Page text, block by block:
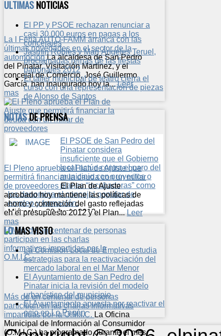
La I Feria AUTO-FAMM arranca con las
últimas novedades en el sector de la
automociónLa alcaldesa de San Pedro
del Pinatar, Visitación Martínez, y el
concejal de Comercio, José Guillermo
García, han inaugurado hoy la...Leer
mas
El Pleno aprueba el Plan de Ajuste que
permitirá financiar la deuda con un millar
de proveedores El Plan de Ajuste
aprobado hoy mantiene las políticas de
ahorro y contención del gasto reflejadas
en el presupuesto 2012 y el Plan...Leer
mas
Más de un centenar de personas
participan en las charlas informativas
impartidas por la O.M.I.C. La Oficina
Municipal de Información al Consumidor
(O.M.I.C.) ha programado durante el mes
ULTIMASNOTICIAS
El PP y PSOE rechazan renunciar a
casi 30.000 euros en pagas a los
concejales
Jasmin Robles y Mari Ángeles Teruel,
proclamadas reinas de las fiestas
patronales 2012
El taller municipal de teatro cierra el
curso con una representación de piezas
de Alonso de Santos
NOTASDE PRENSA
El PSOE de San Pedro del
Pinatar considera
insuficiente que el Gobierno
local actúe contra el paro del
municipio con proyectos o
planes “incubadoras” como
los denomina el concejal popular de
empleo y formación.
Miércoles, 20 Junio 2012
El PSOE de San Pedro del Pinatar
considera insuficiente que el Gobierno
local actúe contra el paro del municipio
con proyectos o planes...Leer mas...
OBRAS SON AMORES
Miércoles, 20 Junio 2012
Cuando en el pasado pleno
se debatió la moción
presentada por UPYD, y
DPI, donde proponíamos la
renuncia de la paga extra de los concejales
con...Leer mas...
SOLIDARIDAD MAL
LOMAS VISTO
La Comisión Local de Empleo estudia
estrategias para la reactivaciación del
mercado laboral en el Mar Menor
El Ayuntamiento de San Pedro del
Pinatar inicia la revisión del modelo
urbanístico del municipio
El Ayuntamiento apuesta por reactivar el
ocio en Lo Pagán